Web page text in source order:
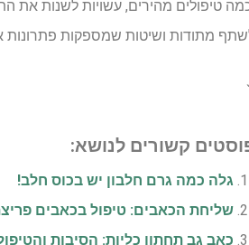
טיפולים מהירים, עשויות לשנות את
מתודות ושיטות שמספקות פתרונות
קשורים לנושא:
גלה כמה גרם חלבון יש בכוס חלב!
שליחת הכאבים: טיפול בכאבים
כאב גב תחתון כליות: הסיבות